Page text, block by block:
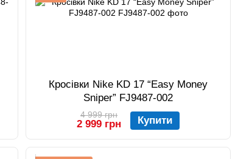
Кросівки Nike KD 17 “Easy Money
Sniper” FJ9487-002
4 999 грн
2 999 грн Купити